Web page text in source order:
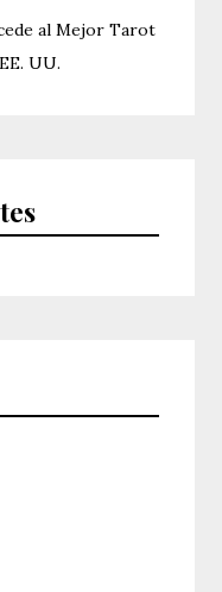
al Mejor Tarot
UU.